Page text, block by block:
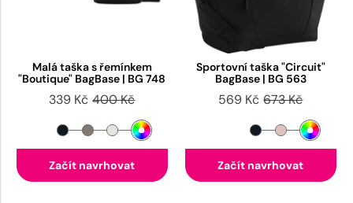
Malá taška s řemínkem
"Boutique" BagBase | BG 748
339 Kč 400 Kč
Začít navrhovat
Sportovní taška "Circuit"
BagBase | BG 563
569 Kč 673 Kč
Začít navrhovat